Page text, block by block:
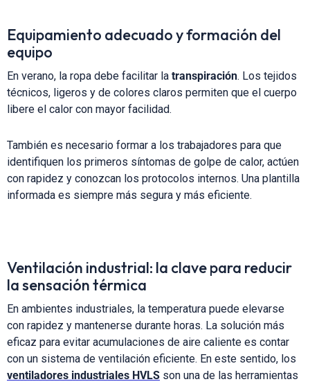
Equipamiento adecuado y formación del
equipo
En verano, la ropa debe facilitar la transpiración. Los tejidos
técnicos, ligeros y de colores claros permiten que el cuerpo
libere el calor con mayor facilidad.
También es necesario formar a los trabajadores para que
identifiquen los primeros síntomas de golpe de calor, actúen
con rapidez y conozcan los protocolos internos. Una plantilla
informada es siempre más segura y más eficiente.
Ventilación industrial: la clave para reducir
la sensación térmica
En ambientes industriales, la temperatura puede elevarse
con rapidez y mantenerse durante horas. La solución más
eficaz para evitar acumulaciones de aire caliente es contar
con un sistema de ventilación eficiente. En este sentido, los
ventiladores industriales HVLS son una de las herramientas